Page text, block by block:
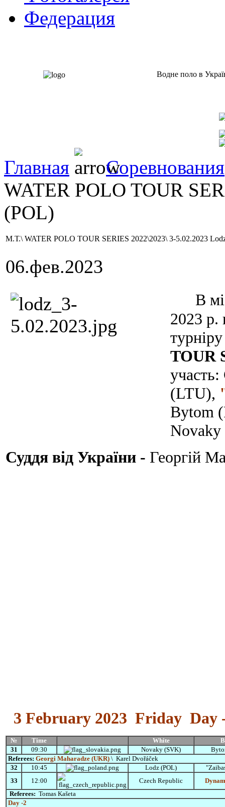
Федерация
Водне поло в
Главная
Соревнования
WATER POLO TOUR
(POL)
М.Т.\ WATER POLO TOUR SERIES 2022\2023\ 3-5.02.2023
06.фев.2023
В
2023 р.
TOUR
(LTU),
Bytom
Суддя від України - Георгій
3 February 2023 Friday
№ Time White
31
09:30 Novaky (SVK)
Referees: Georgi Maharadze (UKR) \ Karel Dvořáček
32
10:45 Lodz (POL)
33
12:00 Czech Republic
Referees: Tomas Kašeta
Day -2